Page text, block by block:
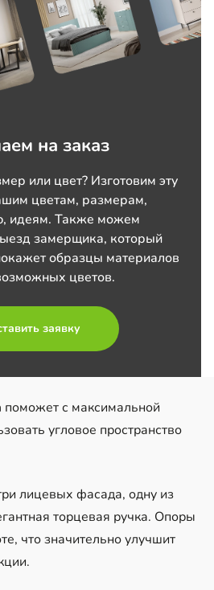
на заказ
или цвет? Изготовим эту
цветам, размерам,
идеям. Также можем
замерщика, который
образцы материалов
цветов.
заявку
поможет с максимальной
угловое пространство
лицевых фасада, одну из
торцевая ручка. Опоры
что значительно улучшит